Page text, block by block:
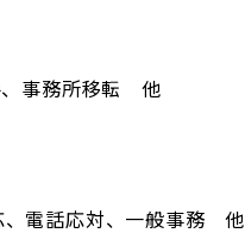
、事務所移転 他
、電話応対、一般事務 他